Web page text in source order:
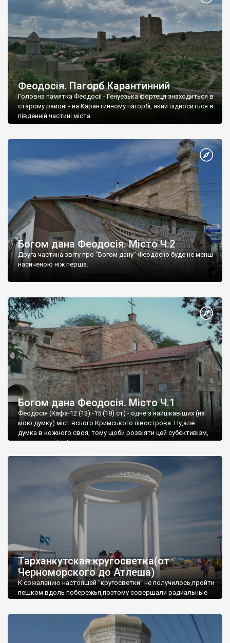
Феодосія. Пагорб Карантинний
Головна памятка Феодосії - Генуезька фортеця знаходиться в
старому районі - на Карантинному пагорбі, який підноситься в
південній частині міста.
Богом дана Феодосія. Місто Ч.2
Друга частина звіту про "Богом дану" Феодосію буде не менш
насиченою ніж перша.
Богом дана Феодосія. Місто Ч.1
Феодосія (Кафа-12 (13) -15 (18) ст) - одне з найцікавіших (на
мою думку) міст всього Кримського півострова .Ну,але
думка в кожного своя, тому щоби розвіяти цей субєктивізм,
запрошую відвідати це
Тарханкутская кругосветка(от
Черноморского до Атлеша)
К сожалению настоящей "кругосветки" не получилось,пройти
пешком вдоль побережья,поэтому совершали радиальные